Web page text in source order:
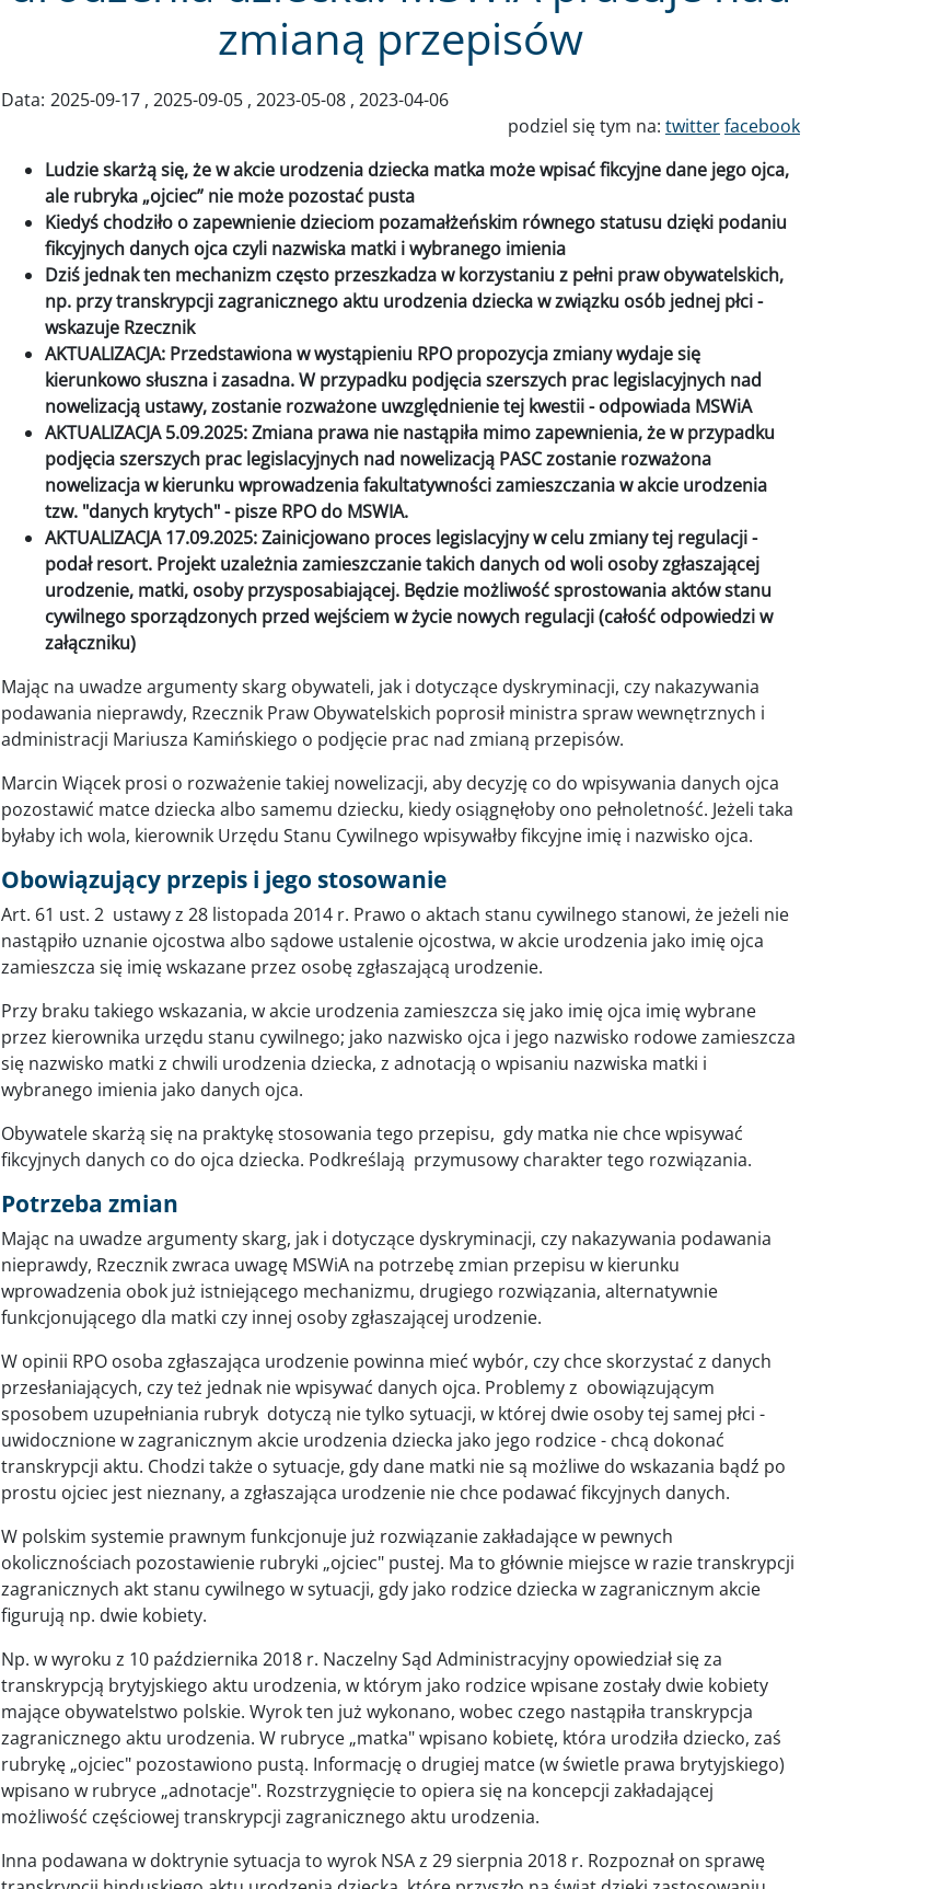
zmianą przepisów
Data: 2025-09-17 2025-09-05 2023-05-08 2023-04-06
podziel się tym na: twitterfacebook
Ludzie skarżą się, że w akcie urodzenia dziecka matka może wpisać fikcyjne dane jego ojca,
ale rubryka „ojciec” nie może pozostać pusta
Kiedyś chodziło o zapewnienie dzieciom pozamałżeńskim równego statusu dzięki podaniu
fikcyjnych danych ojca czyli nazwiska matki i wybranego imienia
Dziś jednak ten mechanizm często przeszkadza w korzystaniu z pełni praw obywatelskich,
np. przy transkrypcji zagranicznego aktu urodzenia dziecka w związku osób jednej płci -
wskazuje Rzecznik
AKTUALIZACJA: Przedstawiona w wystąpieniu RPO propozycja zmiany wydaje się
kierunkowo słuszna i zasadna. W przypadku podjęcia szerszych prac legislacyjnych nad
nowelizacją ustawy, zostanie rozważone uwzględnienie tej kwestii - odpowiada MSWiA
AKTUALIZACJA 5.09.2025: Zmiana prawa nie nastąpiła mimo zapewnienia, że w przypadku
podjęcia szerszych prac legislacyjnych nad nowelizacją PASC zostanie rozważona
nowelizacja w kierunku wprowadzenia fakultatywności zamieszczania w akcie urodzenia
tzw. "danych krytych" - pisze RPO do MSWIA.
AKTUALIZACJA 17.09.2025: Zainicjowano proces legislacyjny w celu zmiany tej regulacji -
podał resort. Projekt uzależnia zamieszczanie takich danych od woli osoby zgłaszającej
urodzenie, matki, osoby przysposabiającej. Będzie możliwość sprostowania aktów stanu
cywilnego sporządzonych przed wejściem w życie nowych regulacji (całość odpowiedzi w
załączniku)
Mając na uwadze argumenty skarg obywateli, jak i dotyczące dyskryminacji, czy nakazywania
podawania nieprawdy, Rzecznik Praw Obywatelskich poprosił ministra spraw wewnętrznych i
administracji Mariusza Kamińskiego o podjęcie prac nad zmianą przepisów.
Marcin Wiącek prosi o rozważenie takiej nowelizacji, aby decyzję co do wpisywania danych ojca
pozostawić matce dziecka albo samemu dziecku, kiedy osiągnęłoby ono pełnoletność. Jeżeli taka
byłaby ich wola, kierownik Urzędu Stanu Cywilnego wpisywałby fikcyjne imię i nazwisko ojca.
Obowiązujący przepis i jego stosowanie
Art. 61 ust. 2 ustawy z 28 listopada 2014 r. Prawo o aktach stanu cywilnego stanowi, że jeżeli nie
nastąpiło uznanie ojcostwa albo sądowe ustalenie ojcostwa, w akcie urodzenia jako imię ojca
zamieszcza się imię wskazane przez osobę zgłaszającą urodzenie.
Przy braku takiego wskazania, w akcie urodzenia zamieszcza się jako imię ojca imię wybrane
przez kierownika urzędu stanu cywilnego; jako nazwisko ojca i jego nazwisko rodowe zamieszcza
się nazwisko matki z chwili urodzenia dziecka, z adnotacją o wpisaniu nazwiska matki i
wybranego imienia jako danych ojca.
Obywatele skarżą się na praktykę stosowania tego przepisu, gdy matka nie chce wpisywać
fikcyjnych danych co do ojca dziecka. Podkreślają przymusowy charakter tego rozwiązania.
Potrzeba zmian
Mając na uwadze argumenty skarg, jak i dotyczące dyskryminacji, czy nakazywania podawania
nieprawdy, Rzecznik zwraca uwagę MSWiA na potrzebę zmian przepisu w kierunku
wprowadzenia obok już istniejącego mechanizmu, drugiego rozwiązania, alternatywnie
funkcjonującego dla matki czy innej osoby zgłaszającej urodzenie.
W opinii RPO osoba zgłaszająca urodzenie powinna mieć wybór, czy chce skorzystać z danych
przesłaniających, czy też jednak nie wpisywać danych ojca. Problemy z obowiązującym
sposobem uzupełniania rubryk dotyczą nie tylko sytuacji, w której dwie osoby tej samej płci -
uwidocznione w zagranicznym akcie urodzenia dziecka jako jego rodzice - chcą dokonać
transkrypcji aktu. Chodzi także o sytuacje, gdy dane matki nie są możliwe do wskazania bądź po
prostu ojciec jest nieznany, a zgłaszająca urodzenie nie chce podawać fikcyjnych danych.
W polskim systemie prawnym funkcjonuje już rozwiązanie zakładające w pewnych
okolicznościach pozostawienie rubryki „ojciec" pustej. Ma to głównie miejsce w razie transkrypcji
zagranicznych akt stanu cywilnego w sytuacji, gdy jako rodzice dziecka w zagranicznym akcie
figurują np. dwie kobiety.
Np. w wyroku z 10 października 2018 r. Naczelny Sąd Administracyjny opowiedział się za
transkrypcją brytyjskiego aktu urodzenia, w którym jako rodzice wpisane zostały dwie kobiety
mające obywatelstwo polskie. Wyrok ten już wykonano, wobec czego nastąpiła transkrypcja
zagranicznego aktu urodzenia. W rubryce „matka" wpisano kobietę, która urodziła dziecko, zaś
rubrykę „ojciec" pozostawiono pustą. Informację o drugiej matce (w świetle prawa brytyjskiego)
wpisano w rubryce „adnotacje". Rozstrzygnięcie to opiera się na koncepcji zakładającej
możliwość częściowej transkrypcji zagranicznego aktu urodzenia.
Inna podawana w doktrynie sytuacja to wyrok NSA z 29 sierpnia 2018 r. Rozpoznał on sprawę